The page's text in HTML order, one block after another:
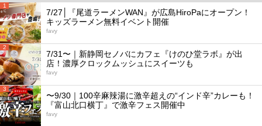
1
7/27│『尾道ラーメンWAN』が広島HiroPaにオープン！
キッズラーメン無料イベント開催
favy
2
7/31〜｜新静岡セノバにカフェ『けのひ堂ラボ』が出
店！濃厚クロックムッシュにスイーツも
favy
3
〜9/30｜100辛麻辣湯に激辛超えの“インド辛”カレーも！
『富山北口横丁』で激辛フェス開催中
favy